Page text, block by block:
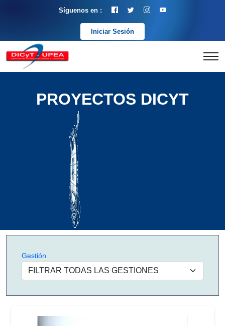
Síguenos en :
Iniciar Sesión
PROYECTOS DICYT
Gestión